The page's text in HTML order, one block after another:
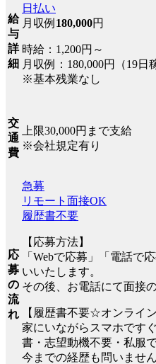
給
与
詳
細
日払い
月収例 180,000円
時給：1,200円～
月収例：180,000円（19日
※基本残業なし
交
通
費
上限30,000円まで支給
※会社規定有り
応
募
の
流
れ
急募
リモート面接OK
履歴書不要
【応募方法】
「Webで応募」「電話で
いいたします。
その後、お電話にて面接
【履歴書不要☆オンライ
家にいながらスマホです
書・志望動機不要・私服
今までの経歴も問いません